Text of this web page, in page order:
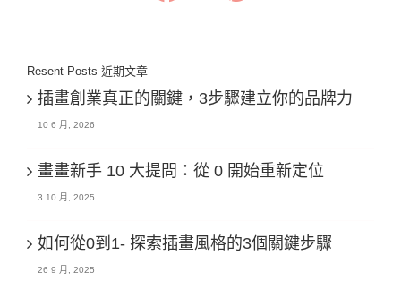
Resent Posts 近期文章
插畫創業真正的關鍵，3步驟建立你的品牌力
10 6 月, 2026
畫畫新手 10 大提問：從 0 開始重新定位
3 10 月, 2025
如何從0到1- 探索插畫風格的3個關鍵步驟
26 9 月, 2025